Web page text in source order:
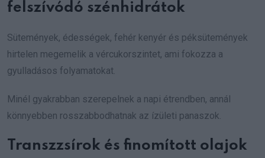
felszívódó szénhidrátok
Sütemények, édességek, fehér kenyér és péksütemények
hirtelen megemelik a vércukorszintet, ami fokozza a
gyulladásos folyamatokat.
Minél gyakrabban szerepelnek a napi étrendben, annál
könnyebben rosszabbodhatnak az ízületi panaszok.
Transzzsírok és finomított olajok